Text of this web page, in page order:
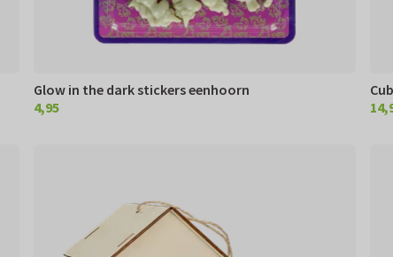
Glow in the dark stickers eenhoorn
€ 4,95
4,95
€